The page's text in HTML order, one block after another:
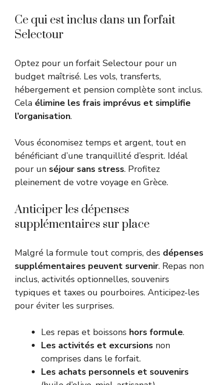
Ce qui est inclus dans un forfait
Selectour
Optez pour un forfait Selectour pour un
budget maîtrisé. Les vols, transferts,
hébergement et pension complète sont inclus.
Cela élimine les frais imprévus et simplifie
l’organisation.
Vous économisez temps et argent, tout en
bénéficiant d’une tranquillité d’esprit. Idéal
pour un séjour sans stress. Profitez
pleinement de votre voyage en Grèce.
Anticiper les dépenses
supplémentaires sur place
Malgré la formule tout compris, des dépenses
supplémentaires peuvent survenir. Repas non
inclus, activités optionnelles, souvenirs
typiques et taxes ou pourboires. Anticipez-les
pour éviter les surprises.
Les repas et boissons hors formule.
Les activités et excursions non
comprises dans le forfait.
Les achats personnels et souvenirs